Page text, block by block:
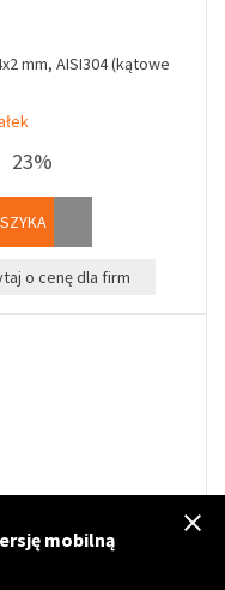
mm, AISI304 (kątowe
23%
o cenę dla firm
mobilną